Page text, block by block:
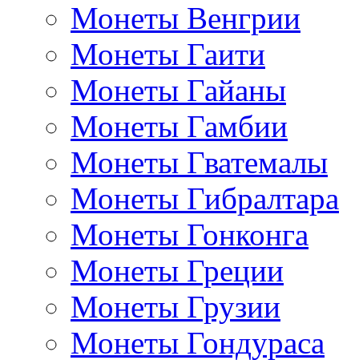
Монеты Венгрии
Монеты Гаити
Монеты Гайаны
Монеты Гамбии
Монеты Гватемалы
Монеты Гибралтара
Монеты Гонконга
Монеты Греции
Монеты Грузии
Монеты Гондураса